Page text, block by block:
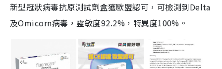
新型冠狀病毒抗原測試劑盒獲歐盟認可，可檢測到Delta
及Omicorn病毒，靈敏度92.2%，特異度100%。